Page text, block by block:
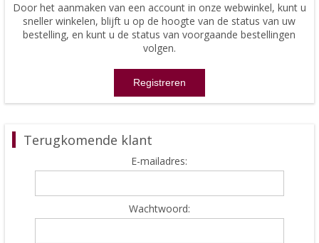
Door het aanmaken van een account in onze webwinkel, kunt u
sneller winkelen, blijft u op de hoogte van de status van uw
bestelling, en kunt u de status van voorgaande bestellingen
volgen.
Terugkomende klant
E-mailadres:
Wachtwoord: